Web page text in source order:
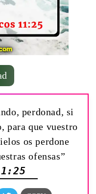
perdonad, si
para que vuestro
os perdone
ofensas”